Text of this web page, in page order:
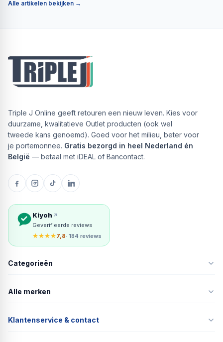
Alle artikelen bekijken →
Triple J Online geeft retouren een nieuw leven. Kies voor
duurzame, kwalitatieve Outlet producten (ook wel
tweede kans genoemd). Goed voor het milieu, beter voor
je portemonnee. Gratis bezorgd in heel Nederland én
België — betaal met iDEAL of Bancontact.
Kiyoh
Geverifieerde reviews
★★★★7,8· 184 reviews
Categorieën
Alle merken
Klantenservice & contact